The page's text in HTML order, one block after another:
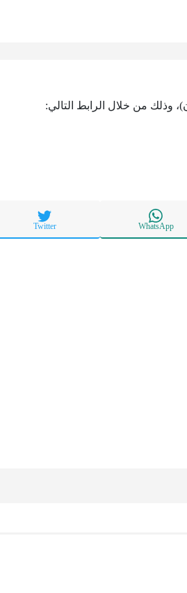
وذلك من خلال الرابط التالي:
WhatsApp
Twitter